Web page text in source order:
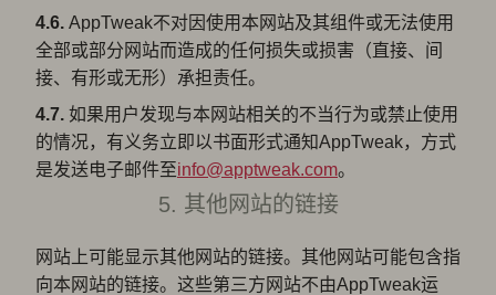
4.6. AppTweak不对因使用本网站及其组件或无法使用
全部或部分网站而造成的任何损失或损害（直接、间
接、有形或无形）承担责任。
4.7. 如果用户发现与本网站相关的不当行为或禁止使用
的情况，有义务立即以书面形式通知AppTweak，方式
是发送电子邮件至info@apptweak.com。
5. 其他网站的链接
网站上可能显示其他网站的链接。其他网站可能包含指
向本网站的链接。这些第三方网站不由AppTweak运